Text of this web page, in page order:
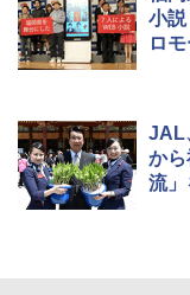
小
ロ
JAL
か
流」